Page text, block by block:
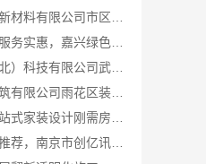
同城快装（湖北）科技有限公司武昌老房北欧风装修
湖南创益讯建筑有限公司雨花区装饰零增项承诺